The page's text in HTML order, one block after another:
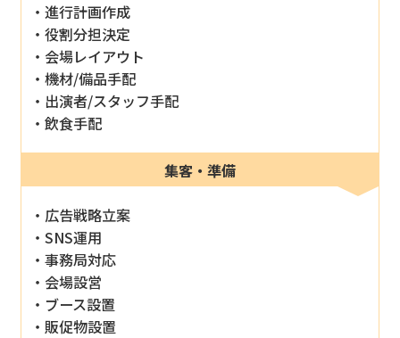
進行計画作成
役割分担決定
会場レイアウト
機材/備品手配
出演者/スタッフ手配
飲食手配
集客・準備
広告戦略立案
SNS運用
事務局対応
会場設営
ブース設置
販促物設置